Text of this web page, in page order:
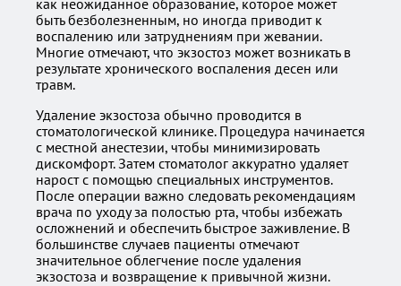
как неожиданное образование, которое может
быть безболезненным, но иногда приводит к
воспалению или затруднениям при жевании.
Многие отмечают, что экзостоз может возникать в
результате хронического воспаления десен или
травм.
Удаление экзостоза обычно проводится в
стоматологической клинике. Процедура начинается
с местной анестезии, чтобы минимизировать
дискомфорт. Затем стоматолог аккуратно удаляет
нарост с помощью специальных инструментов.
После операции важно следовать рекомендациям
врача по уходу за полостью рта, чтобы избежать
осложнений и обеспечить быстрое заживление. В
большинстве случаев пациенты отмечают
значительное облегчение после удаления
экзостоза и возвращение к привычной жизни.